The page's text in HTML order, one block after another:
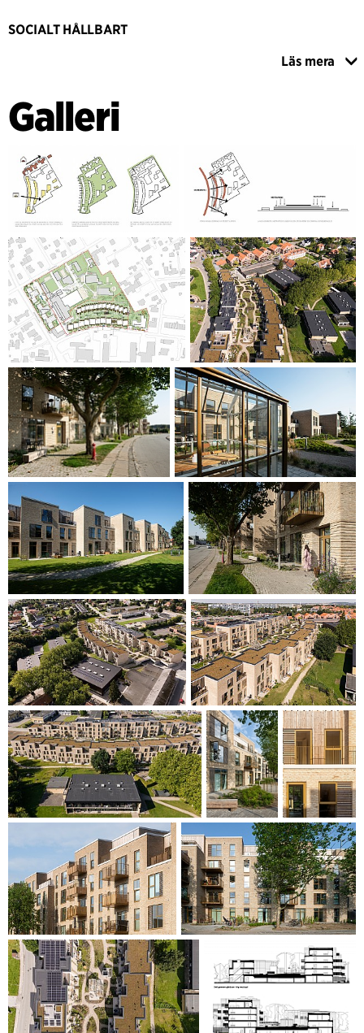
SOCIALT HÅLLBART
Längs Agerbæksvej är enfamiljshusen placerade i vägens
med mönstrat murverk och trä. Längs Vestre Strandallé har
envåningshusen asymmetriska sadeltak med stora
balkonger. Byggnaderna är uppförda i rött och brunaktigt
tegel, som läggs förskjutet för att skapa en varierad fasad
med små, gröna fickor. Lägenheterna längs Vestre
Strandallé består av små enheter avsedda för ungdom- och
studentbostäder. De återstående bostäderna i området är
stora och ger plats för familjer av varierande storlek. Detta
bidrar till att skapa ett socialt hållbart område med en
variation av olika typer av bostäder och invånare.
Läs mera
Galleri